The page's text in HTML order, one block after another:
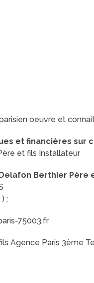
oeuvre et
et financières sur
et fils Installateur
Berthier Père
:
75003.fr
Agence Paris 3ème